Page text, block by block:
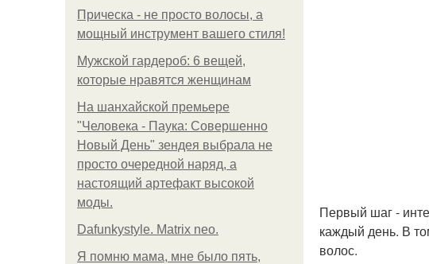
Прическа - не просто волосы, а
мощный инструмент вашего стиля!
Мужской гардероб: 6 вещей,
которые нравятся женщинам
На шанхайской премьере
"Человека - Паука: Совершенно
Новый День" зендея выбрала не
просто очередной наряд, а
настоящий артефакт высокой
моды.
Dafunkystyle. Matrix neo.
Я помню мама, мне было пять,
Первый шаг -
каждый день. В
волос.